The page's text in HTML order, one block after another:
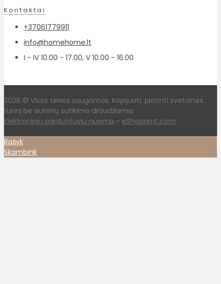
Kontaktai
+37061779911
info@homehome.lt
I - IV 10.00 - 17.00, V 10.00 - 16.00
2026 © Visos teisės saugomos. Kopijuoti, platinti svetainės
turinį be autorių sutikimo draudžiama.
Elektroninių parduotuvių nuoma - eShoprent.com
Rašyk
Skambink